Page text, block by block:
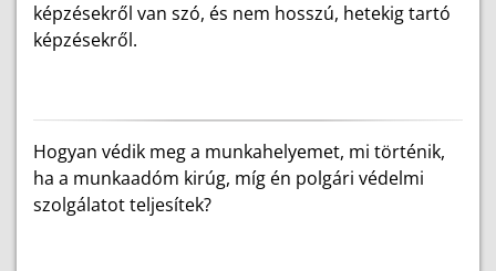
képzésekről van szó, és nem hosszú, hetekig tartó
képzésekről.
Hogyan védik meg a munkahelyemet, mi történik,
ha a munkaadóm kirúg, míg én polgári védelmi
szolgálatot teljesítek?